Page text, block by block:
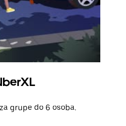
grupe do 6 osoba.